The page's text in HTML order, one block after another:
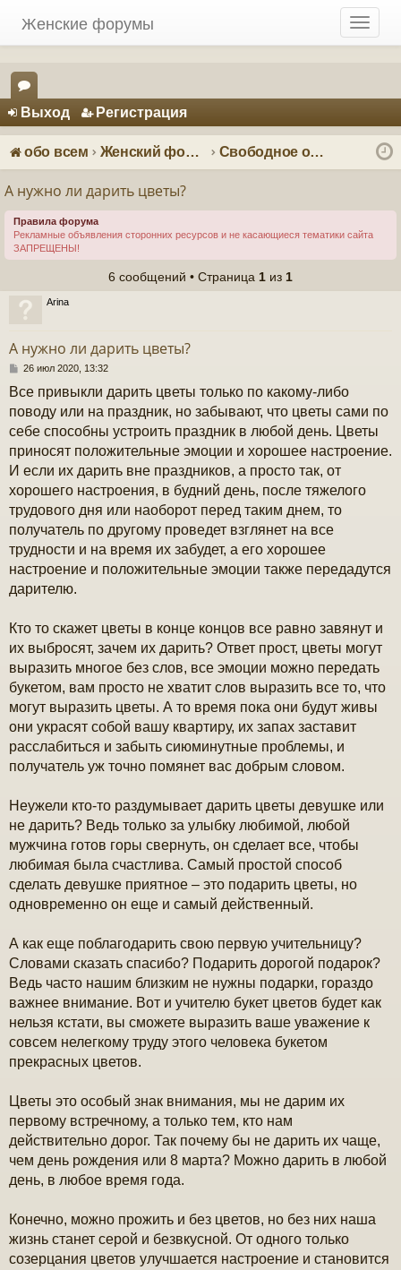
T
o
l
n
v
t
Женские форумы
Регистрация
ор
ум
Выход Регистрация
обо всем Женский форум о мужчинах Свободное общение
А нужно ли дарить цветы?
Правила форума
Рекламные объявления сторонних ресурсов и не касающиеся тематики сайта
ЗАПРЕЩЕНЫ!
6 сообщений • Страница 1 из 1
Arina
А нужно ли дарить цветы?
С
о
б
е
н
и
е
26 июл 2020, 13:32
Все привыкли дарить цветы только по какому-либо
поводу или на праздник, но забывают, что цветы сами по
себе способны устроить праздник в любой день. Цветы
приносят положительные эмоции и хорошее настроение.
И если их дарить вне праздников, а просто так, от
хорошего настроения, в будний день, после тяжелого
трудового дня или наоборот перед таким днем, то
получатель по другому проведет взглянет на все
трудности и на время их забудет, а его хорошее
настроение и положительные эмоции также передадутся
дарителю.
Кто то скажет цветы в конце концов все равно завянут и
их выбросят, зачем их дарить? Ответ прост, цветы могут
выразить многое без слов, все эмоции можно передать
букетом, вам просто не хватит слов выразить все то, что
могут выразить цветы. А то время пока они будут живы
они украсят собой вашу квартиру, их запах заставит
расслабиться и забыть сиюминутные проблемы, и
получатель уж точно помянет вас добрым словом.
Неужели кто-то раздумывает дарить цветы девушке или
не дарить? Ведь только за улыбку любимой, любой
мужчина готов горы свернуть, он сделает все, чтобы
любимая была счастлива. Самый простой способ
сделать девушке приятное – это подарить цветы, но
одновременно он еще и самый действенный.
А как еще поблагодарить свою первую учительницу?
Словами сказать спасибо? Подарить дорогой подарок?
Ведь часто нашим близким не нужны подарки, гораздо
важнее внимание. Вот и учителю букет цветов будет как
нельзя кстати, вы сможете выразить ваше уважение к
совсем нелегкому труду этого человека букетом
прекрасных цветов.
Цветы это особый знак внимания, мы не дарим их
первому встречному, а только тем, кто нам
действительно дорог. Так почему бы не дарить их чаще,
чем день рождения или 8 марта? Можно дарить в любой
день, в любое время года.
Конечно, можно прожить и без цветов, но без них наша
жизнь станет серой и безвкусной. От одного только
созерцания цветов улучшается настроение и становится